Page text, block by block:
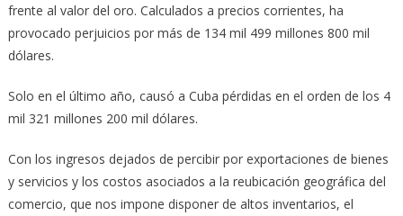
frente al valor del oro. Calculados a precios corrientes, ha
provocado perjuicios por más de 134 mil 499 millones 800 mil
dólares.
Solo en el último año, causó a Cuba pérdidas en el orden de los 4
mil 321 millones 200 mil dólares.
Con los ingresos dejados de percibir por exportaciones de bienes
y servicios y los costos asociados a la reubicación geográfica del
comercio, que nos impone disponer de altos inventarios, el